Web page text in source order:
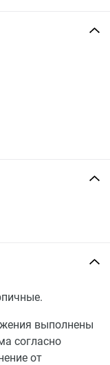
выполнены
согласно
от